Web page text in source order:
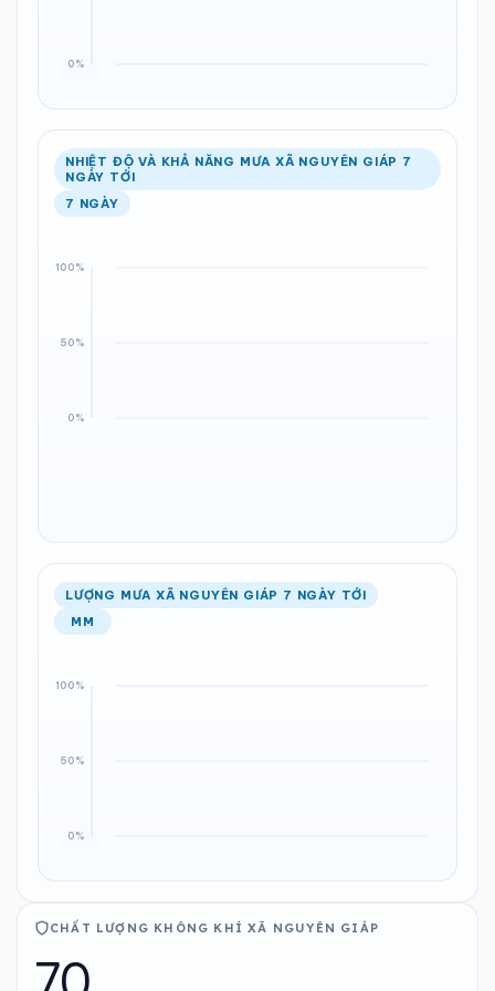
NHIỆT ĐỘ VÀ KHẢ NĂNG MƯA XÃ NGUYÊN GIÁP 7
NGÀY TỚI
7 NGÀY
LƯỢNG MƯA XÃ NGUYÊN GIÁP 7 NGÀY TỚI
MM
CHẤT LƯỢNG KHÔNG KHÍ XÃ NGUYÊN GIÁP